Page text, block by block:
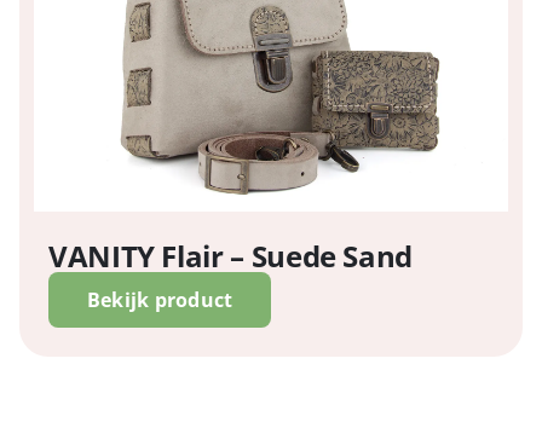
VANITY Flair – Suede Sand
Bekijk product